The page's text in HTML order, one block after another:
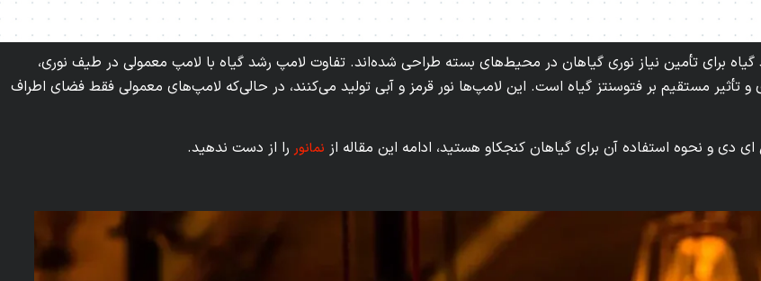
برای تأمین نیاز نوری گیاهان در محیط‌های بسته طراحی شده‌اند. تفاوت لامپ رشد گیاه با لامپ معمولی در طیف نوری،
تأثیر مستقیم بر فتوسنتز گیاه است. این لامپ‌ها نور قرمز و آبی تولید می‌کنند، در حالی‌که لامپ‌های معمولی فقط فضای اطراف
ای دی و نحوه استفاده آن برای گیاهان کنجکاو هستید، ادامه این مقاله از نمانوررا از دست ندهید.